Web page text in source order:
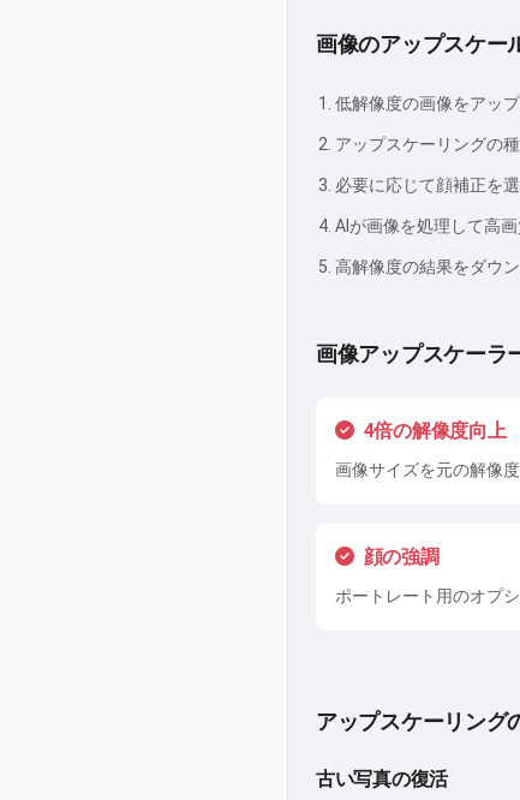
画像のアップスケー
低解像度の画像をアッ
アップスケーリングの
必要に応じて顔補正を
AIが画像を処理して高
高解像度の結果をダウ
画像アップスケーラ
4倍の解像度向上
画像サイズを元の解像
顔の強調
ポートレート用のオプ
アップスケーリング
古い写真の復活